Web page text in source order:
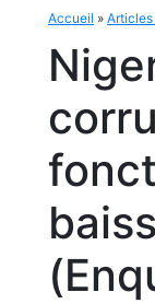
Accueil »